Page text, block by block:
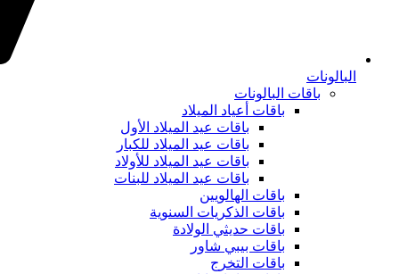
البالونات
باقات البالونات
باقات أعياد الميلاد
باقات عيد الميلاد الأول
باقات عيد الميلاد للكبار
باقات عيد الميلاد للأولاد
باقات عيد الميلاد للبنات
باقات الهالويين
باقات الذكريات السنوية
باقات حديثي الولادة
باقات بيبي شاور
باقات التخرج